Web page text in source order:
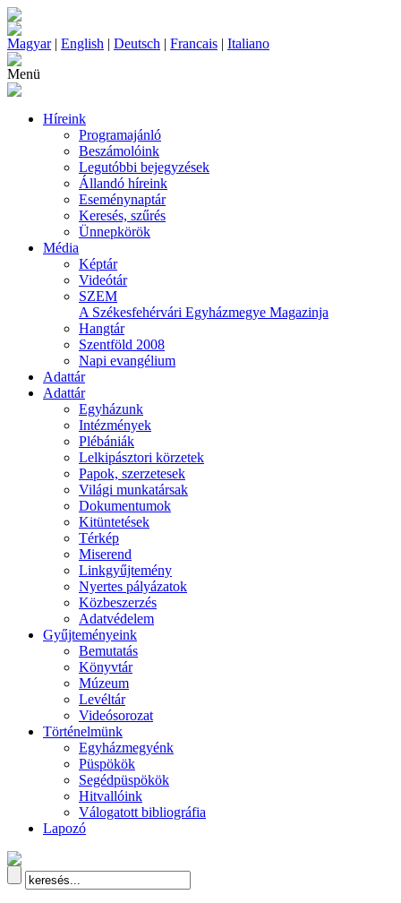
Magyar| English | Deutsch | Francais | Italiano
Menü
Híreink
Programajánló
Beszámolóink
Legutóbbi bejegyzések
Állandó híreink
Eseménynaptár
Keresés, szűrés
Ünnepkörök
Média
Képtár
Videótár
SZEM
A Székesfehérvári Egyházmegye Magazinja
Hangtár
Szentföld 2008
Napi evangélium
Adattár
Adattár
Egyházunk
Intézmények
Plébániák
Lelkipásztori körzetek
Papok, szerzetesek
Világi munkatársak
Dokumentumok
Kitüntetések
Térkép
Miserend
Linkgyűjtemény
Nyertes pályázatok
Közbeszerzés
Adatvédelem
Gyűjteményeink
Bemutatás
Könyvtár
Múzeum
Levéltár
Videósorozat
Történelmünk
Egyházmegyénk
Püspökök
Segédpüspökök
Hitvallóink
Válogatott bibliográfia
Lapozó